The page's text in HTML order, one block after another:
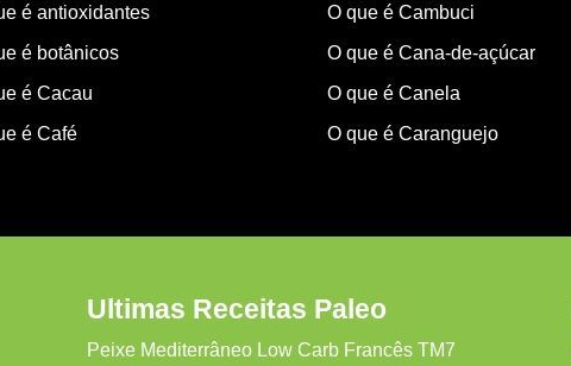
é antioxidantes
é botânicos
é Cacau
é Café
O que é Cambuci
O que é Cana-de-açúcar
O que é Canela
O que é Caranguejo
Ultimas Receitas Paleo
Peixe Mediterrâneo Low Carb Francês TM7